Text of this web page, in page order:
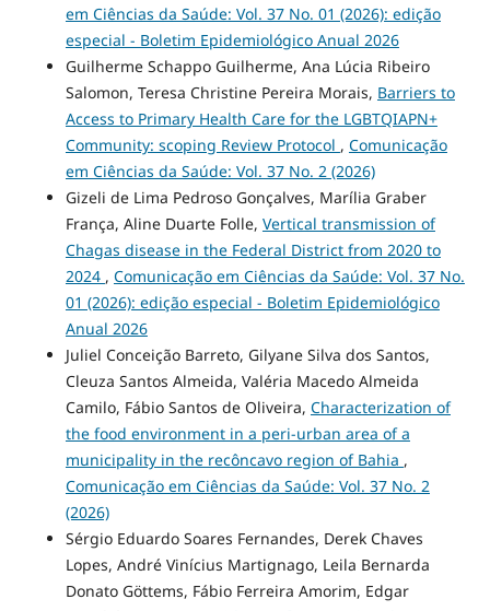
em Ciências da Saúde: Vol. 37 No. 01 (2026): edição
especial - Boletim Epidemiológico Anual 2026
Guilherme Schappo Guilherme, Ana Lúcia Ribeiro
Salomon, Teresa Christine Pereira Morais, Barriers to
Access to Primary Health Care for the LGBTQIAPN+
Community: scoping Review Protocol , Comunicação
em Ciências da Saúde: Vol. 37 No. 2 (2026)
Gizeli de Lima Pedroso Gonçalves, Marília Graber
França, Aline Duarte Folle, Vertical transmission of
Chagas disease in the Federal District from 2020 to
2024 , Comunicação em Ciências da Saúde: Vol. 37 No.
01 (2026): edição especial - Boletim Epidemiológico
Anual 2026
Juliel Conceição Barreto, Gilyane Silva dos Santos,
Cleuza Santos Almeida, Valéria Macedo Almeida
Camilo, Fábio Santos de Oliveira, Characterization of
the food environment in a peri-urban area of a
municipality in the recôncavo region of Bahia ,
Comunicação em Ciências da Saúde: Vol. 37 No. 2
(2026)
Sérgio Eduardo Soares Fernandes, Derek Chaves
Lopes, André Vinícius Martignago, Leila Bernarda
Donato Göttems, Fábio Ferreira Amorim, Edgar